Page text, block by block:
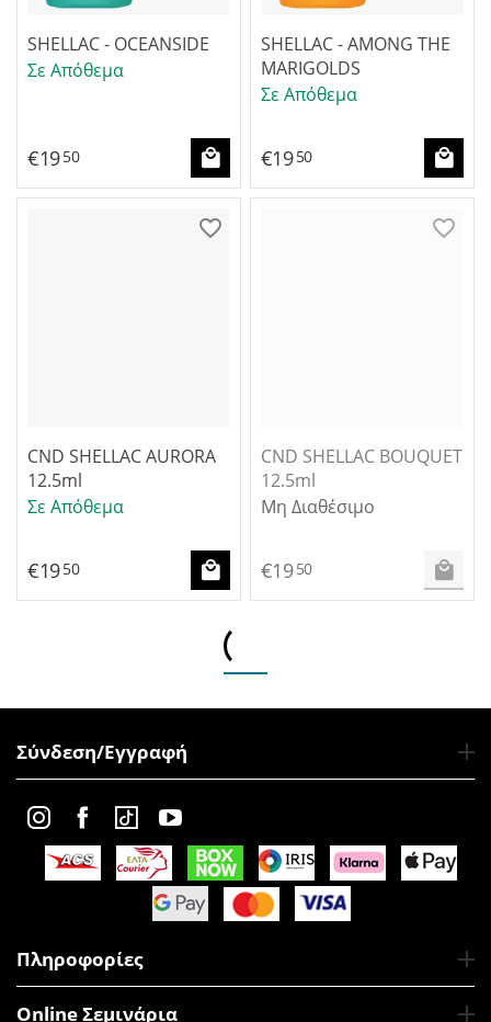
SHELLAC - OCEANSIDE
Σε Απόθεμα
€1950
SHELLAC - AMONG THE
MARIGOLDS
Σε Απόθεμα
€1950
CND SHELLAC AURORA
12.5ml
Σε Απόθεμα
€1950
CND SHELLAC BOUQUET
12.5ml
Μη Διαθέσιμο
€1950
Σύνδεση/Εγγραφή
Πληροφορίες
Online Σεμινάρια